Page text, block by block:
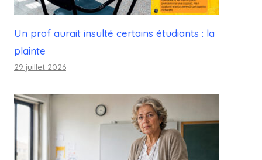
Un prof aurait insulté certains étudiants : la
plainte
29 juillet 2026